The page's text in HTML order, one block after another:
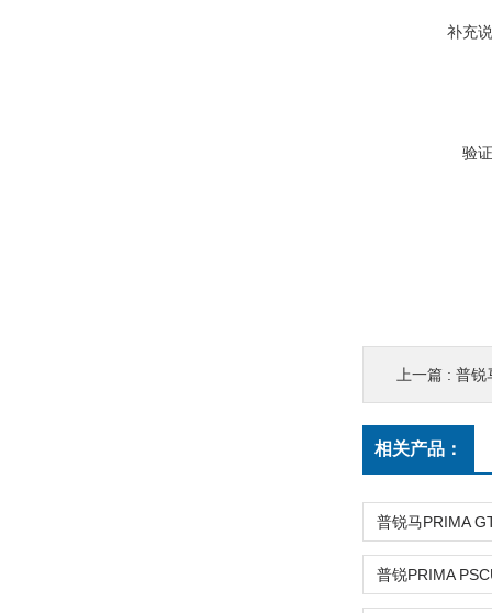
补充
验
上一篇 : 普锐
相关产品：